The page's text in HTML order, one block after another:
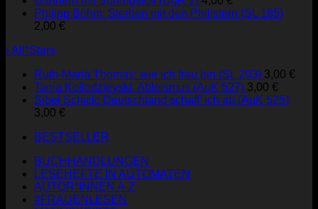
Philipp Böhm: Sterben mit den Philistern (SL 185)
2,00 €
› All*Stars
Ruth-Maria Thomas: wie ich frau bin (SL 203) 3,00 €
Tanja Kollodzieyski: Ableismus (AuK 527) 3,00 €
Sibel Schick: Deutschland schaff' ich ab (AuK 525)
3,00 €
BESTSELLER
BUCHHANDLUNGEN
LESEHEFTE IN AUTOMATEN
AUTOR*INNEN A-Z
#FRAUENLESEN